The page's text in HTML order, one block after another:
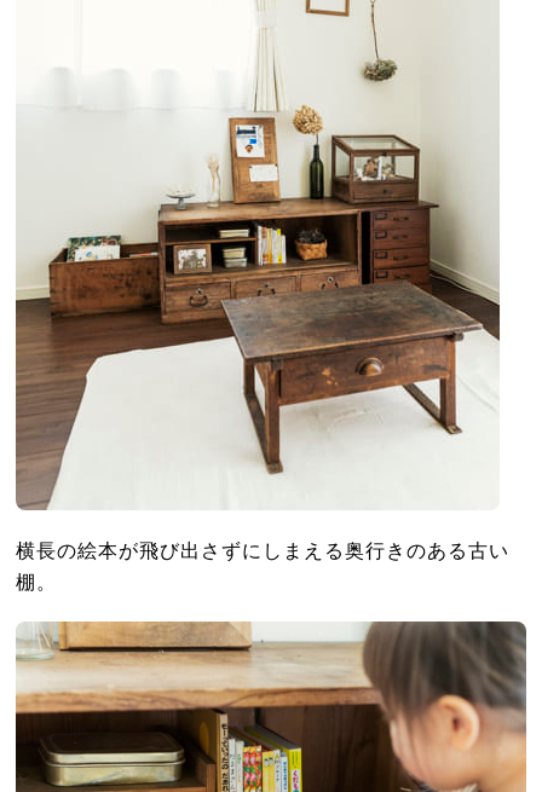
横長の絵本が飛び出さずにしまえる奥行きのある古い
棚。